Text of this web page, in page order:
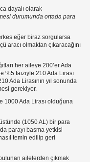
dayalı olarak
durumunda ortada para
eğer biraz sorgularsa
aracı olmaktan çıkaracağını
her aileye 200’er Ada
%5 faiziyle 210 Ada Lirası
Ada Lirasının yıl sonunda
gerekiyor.
1000 Ada Lirası olduğuna
(1050 AL) bir para
parayı basma yetkisi
temin edilip geri
ailelerden çıkmak